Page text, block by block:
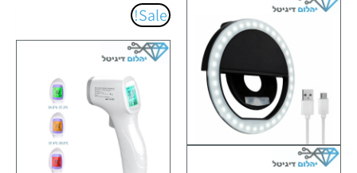
Sale!
היה:
₪91.00.
הוא: